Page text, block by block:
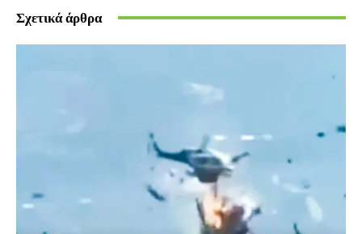
Σχετικά άρθρα